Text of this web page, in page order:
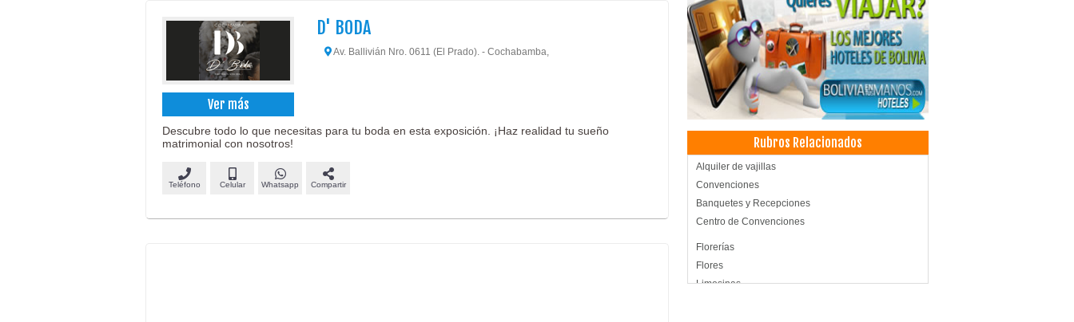
Ver más
D' BODA
Av. Ballivián Nro. 0611 (El Prado). - Cochabamba,
Descubre todo lo que necesitas para tu boda en esta exposición. ¡Haz realidad tu sueño
matrimonial con nosotros!
Teléfono Celular Whatsapp Compartir
Rubros Relacionados
Alquiler de vajillas
Convenciones
Banquetes y Recepciones
Centro de Convenciones
Florerías
Flores
Limosinas